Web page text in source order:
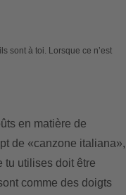
sont à toi. Lorsque ce n’est
en matière de
de «canzone italiana»,
tu utilises doit être
comme des doigts